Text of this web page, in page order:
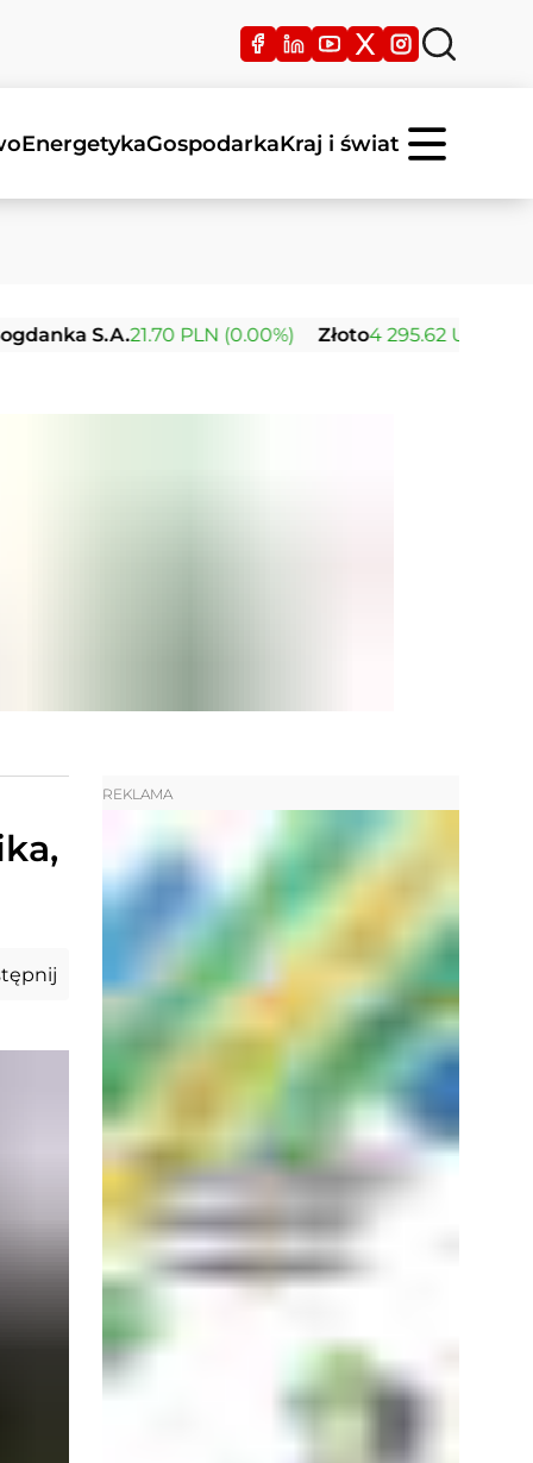
EnergetykaGospodarkaKraj i świat
21.70 PLN (0.00%) Złoto4 295.62 USD (+1.30%)
REKLAMA